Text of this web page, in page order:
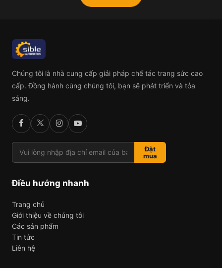
Chúng tôi là nhà cung cấp giải pháp chế tác trang sức cao
cấp. Đồng hành cùng chúng tôi, bạn sẽ phát triển và tỏa
sáng.
Đặt
mua
Điều hướng nhanh
Trang chủ
Giới thiệu về chúng tôi
Các sản phẩm
Tin tức
Liên hệ